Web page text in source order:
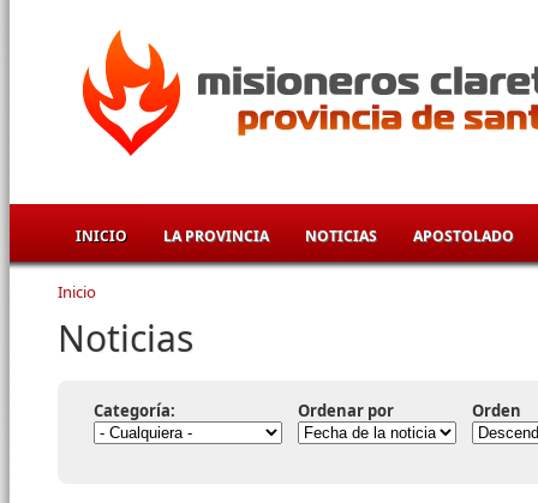
INICIO LA PROVINCIA NOTICIAS APOSTOLADO
Se encuentra usted aquí
Inicio
Noticias
Categoría: Ordenar por Orden